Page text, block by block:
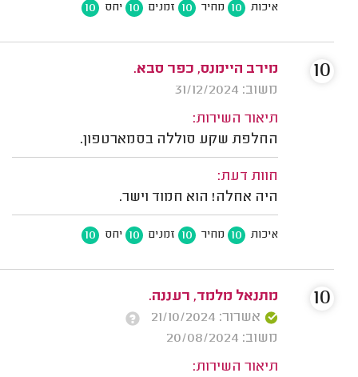
איכות 10 מחיר 10 זמנים 10 יחס 10
מירב היימנס, כפר סבא.
משוב: 31/12/2024
תיאור השירות:
החלפת שקע סוללה בסמארטפון.
חוות דעת:
היה אחלה! הוא חמוד וישר.
איכות 10 מחיר 10 זמנים 10 יחס 10
10
מתנאל מלמד, רעננה.
אשרור: 21/10/2024
משוב: 20/08/2024
תיאור השירות:
10